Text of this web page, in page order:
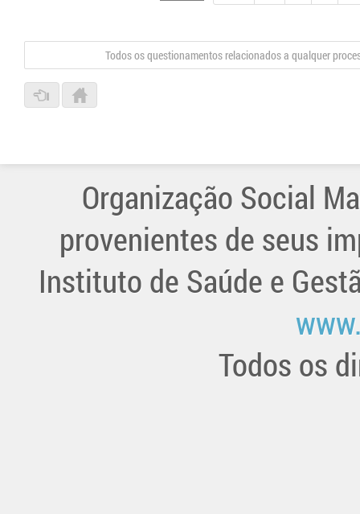
Todos os questionamentos relacionados a qualquer
Organização Social
provenientes de seus
Instituto de Saúde e
Todos os